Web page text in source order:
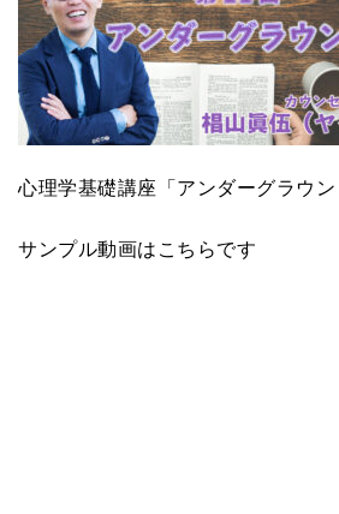
心理学基礎講座「アンダーグラウン
サンプル動画はこちらです